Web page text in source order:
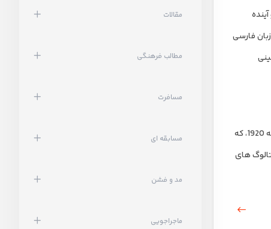
فارسی
به هر حال، بیایید به آن سرگرمی برسیم. کتابی بسیار لذت بخش برای خواندن در مورد این دهه، تنها دیروز فردریک لوئیس آلن است: تاریخ غیررسمی دهه 1920، که
کاتالوگ های
مقالات
مطالب فرهنگی
مسافرت
مسابقه ای
مد و فشن
ماجراجویی